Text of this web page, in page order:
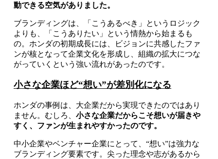
動できる空気がありました。
ブランディングは、「こうあるべき」というロジック
よりも、「こうありたい」という情熱から始まるも
の。ホンダの初期成長には、ビジョンに共感したファ
ンが核となって企業文化を形成し、組織の拡大につな
がっていくという強い流れがあったのです。
小さな企業ほど“想い”が差別化になる
ホンダの事例は、大企業だから実現できたのではあり
ません。むしろ、 小さな企業だからこそ想いが届きや
すく、ファンが生まれやすかったのです。
中小企業やベンチャー企業にとって、“想い”は強力な
ブランディング要素です。尖った理念や志があるから